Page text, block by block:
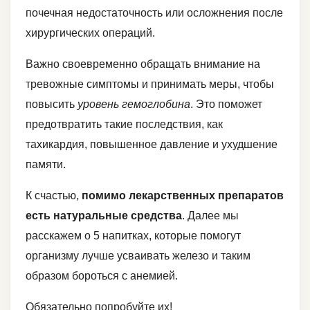
почечная недостаточность или осложнения после
хирургических операций.
Важно своевременно обращать внимание на
тревожные симптомы и принимать меры, чтобы
повысить уровень гемоглобина. Это поможет
предотвратить такие последствия, как
тахикардия, повышенное давление и ухудшение
памяти.
К счастью, помимо лекарственных препаратов
есть натуральные средства. Далее мы
расскажем о 5 напитках, которые помогут
организму лучше усваивать железо и таким
образом бороться с анемией.
Обязательно попробуйте их!